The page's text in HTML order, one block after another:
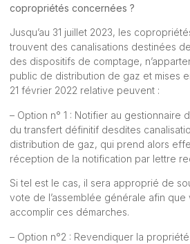
copropriétés concernées ?
Jusqu’au 31 juillet 2023, les
trouvent des canalisations destinées
des dispositifs de comptage,
public de distribution de gaz et mises
21 février 2022 relative peuvent :
– Option n° 1 : Notifier au gestionnaire
du transfert définitif desdites
distribution de gaz, qui prend alors
réception de la notification par lettre
Si tel est le cas, il sera approprié de
vote de l’assemblée générale afin
accomplir ces démarches.
– Option n°2 : Revendiquer la